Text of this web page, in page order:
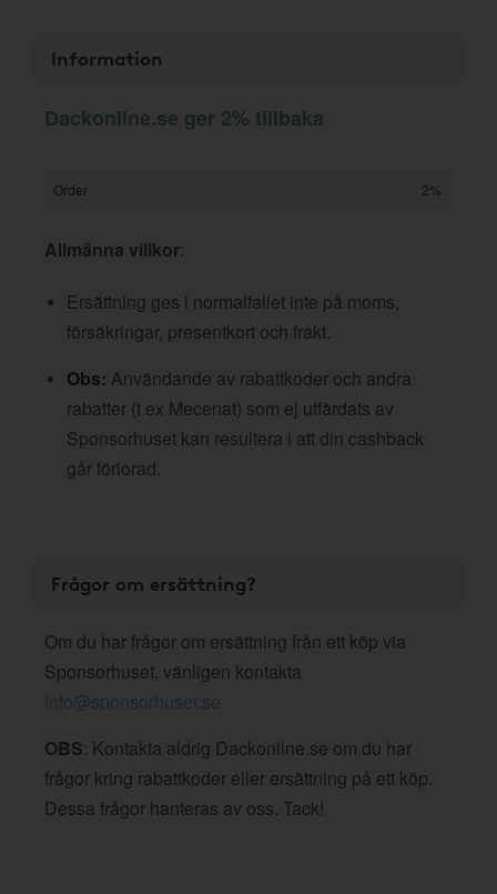
Information
Dackonline.se ger 2% tillbaka
Order 2%
Allmänna villkor:
Ersättning ges i normalfallet inte på moms,
försäkringar, presentkort och frakt.
Obs: Användande av rabattkoder och andra
rabatter (t ex Mecenat) som ej utfärdats av
Sponsorhuset kan resultera i att din cashback
går förlorad.
Frågor om ersättning?
Om du har frågor om ersättning från ett köp via
Sponsorhuset, vänligen kontakta
info@sponsorhuset.se
OBS: Kontakta aldrig Dackonline.se om du har
frågor kring rabattkoder eller ersättning på ett köp.
Dessa frågor hanteras av oss. Tack!